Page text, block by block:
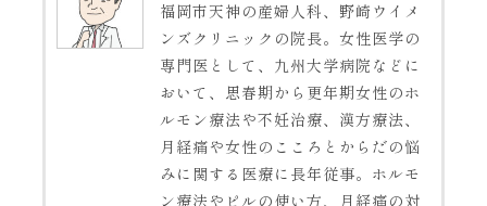
福岡市天神の産婦人科、野崎ウイメ
ンズクリニックの院長。女性医学の
専門医として、九州大学病院などに
おいて、思春期から更年期女性のホ
ルモン療法や不妊治療、漢方療法、
月経痛や女性のこころとからだの悩
みに関する医療に長年従事。ホルモ
ン療法やピルの使い方、月経痛の対